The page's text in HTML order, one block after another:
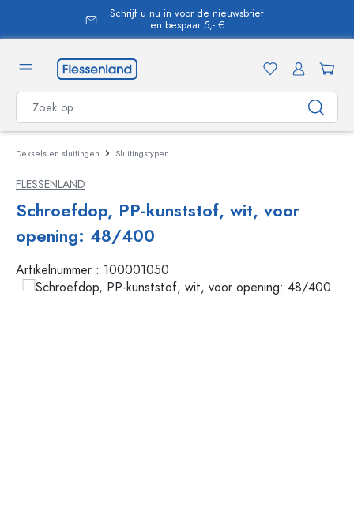
Schrijf u nu in voor de nieuwsbrief
en bespaar 5,- €
Deksels en sluitingen Sluitingstypen
FLESSENLAND
Schroefdop, PP-kunststof, wit, voor
opening: 48/400
Artikelnummer : 100001050